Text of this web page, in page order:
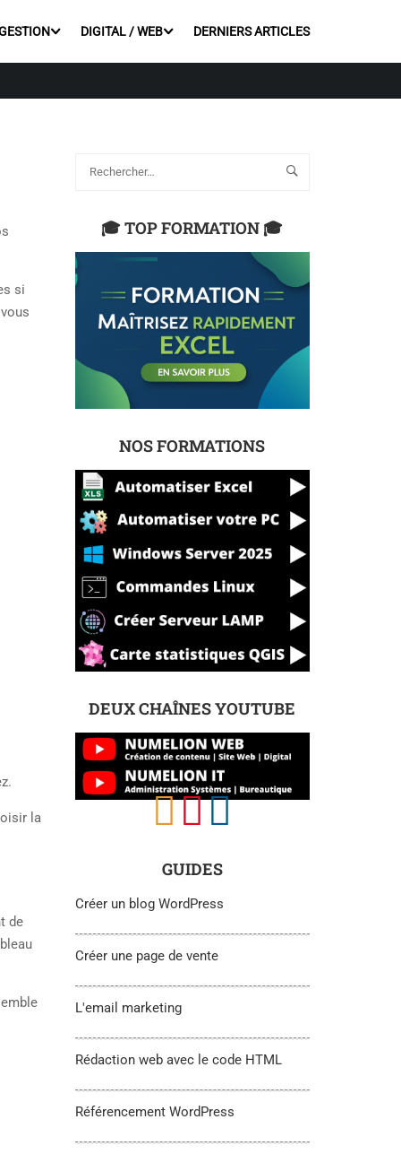
DIGITAL / WEB DERNIERS ARTICLES
si
la
de
🎓 TOP FORMATION 🎓
NOS FORMATIONS
DEUX CHAÎNES YOUTUBE
GUIDES
Créer un blog WordPress
Créer une page de vente
L'email marketing
Rédaction web avec le code HTML
Référencement WordPress